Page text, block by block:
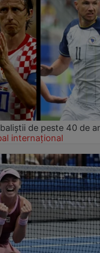
de peste 40 de
internațional